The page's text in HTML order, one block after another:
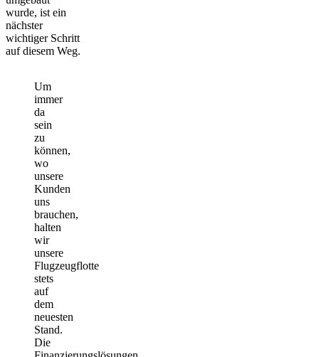
wurde, ist ein
nächster
wichtiger Schritt
auf diesem Weg.
Um
immer
da
sein
zu
können,
wo
unsere
Kunden
uns
brauchen,
halten
wir
unsere
Flugzeugflotte
stets
auf
dem
neuesten
Stand.
Die